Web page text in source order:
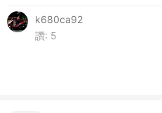
k680ca92
讚: 5